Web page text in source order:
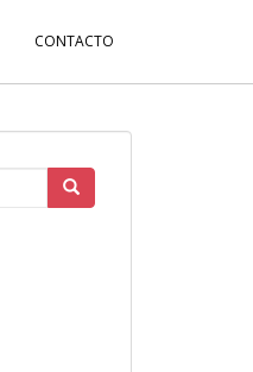
CONTACTO